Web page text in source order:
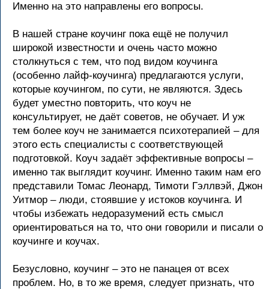
Именно на это направлены его вопросы.
В нашей стране коучинг пока ещё не получил
широкой известности и очень часто можно
столкнуться с тем, что под видом коучинга
(особенно лайф-коучинга) предлагаются услуги,
которые коучингом, по сути, не являются. Здесь
будет уместно повторить, что коуч не
консультирует, не даёт советов, не обучает. И уж
тем более коуч не занимается психотерапией – для
этого есть специалисты с соответствующей
подготовкой. Коуч задаёт эффективные вопросы –
именно так выглядит коучинг. Именно таким нам его
представили Томас Леонард, Тимоти Гэллвэй, Джон
Уитмор – люди, стоявшие у истоков коучинга. И
чтобы избежать недоразумений есть смысл
ориентироваться на то, что они говорили и писали о
коучинге и коучах.
Безусловно, коучинг – это не панацея от всех
проблем. Но, в то же время, следует признать, что